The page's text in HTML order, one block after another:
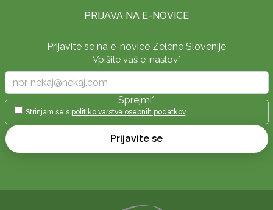
PRIJAVA NA E-NOVICE
Prijavite se na e-novice Zelene Slovenije
Vpišite vaš e-naslov*
Sprejmi*
Strinjam se s politiko varstva osebnih podatkov
Prijavite se